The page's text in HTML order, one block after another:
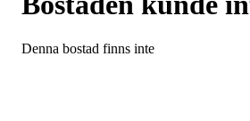
Denna bostad finns inte